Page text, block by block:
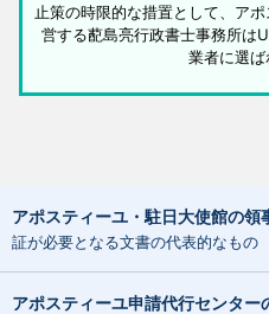
止策の時限的な措置として、ア
営する蓜島亮行政書士事務所は
業者に選ば
アポスティーユ・駐日大使館の領
証が必要となる文書の代表的なもの
アポスティーユ申請代行センター